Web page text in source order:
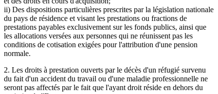
ii) Des dispositions particulières prescrites par la législation nationale
du pays de résidence et visant les prestations ou fractions de
prestations payables exclusivement sur les fonds publics, ainsi que
les allocations versées aux personnes qui ne réunissent pas les
conditions de cotisation exigées pour l'attribution d'une pension
normale.
2. Les droits à prestation ouverts par le décès d'un réfugié survenu
du fait d'un accident du travail ou d'une maladie professionnelle ne
seront pas affectés par le fait que l'ayant droit réside en dehors du